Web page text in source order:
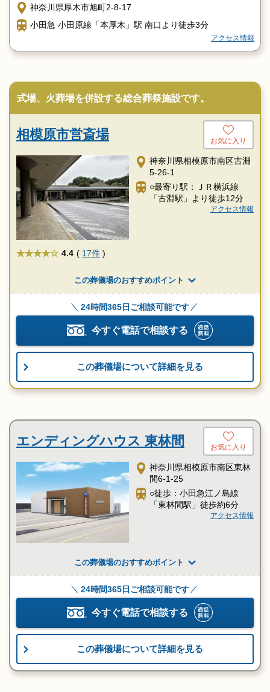
神奈川県厚木市旭町2-8-17
小田急 小田原線「本厚木」駅 南口より徒歩3分
アクセス情報
式場、火葬場を併設する総合葬祭施設です。
相模原市営斎場 お気に入り
神奈川県相模原市南区古淵
5-26-1
○最寄り駅：ＪＲ横浜線
「古淵駅」より徒歩12分
アクセス情報
★★★★ 4.4 ( 17件 )
この葬儀場のおすすめポイント
24時間365日ご相談可能です
今すぐ電話で相談する
この葬儀場について詳細を見る
エンディングハウス 東林間 お気に入り
神奈川県相模原市南区東林
間6-1-25
○徒歩：小田急江ノ島線
「東林間駅」徒歩約6分
アクセス情報
この葬儀場のおすすめポイント
24時間365日ご相談可能です
今すぐ電話で相談する
この葬儀場について詳細を見る